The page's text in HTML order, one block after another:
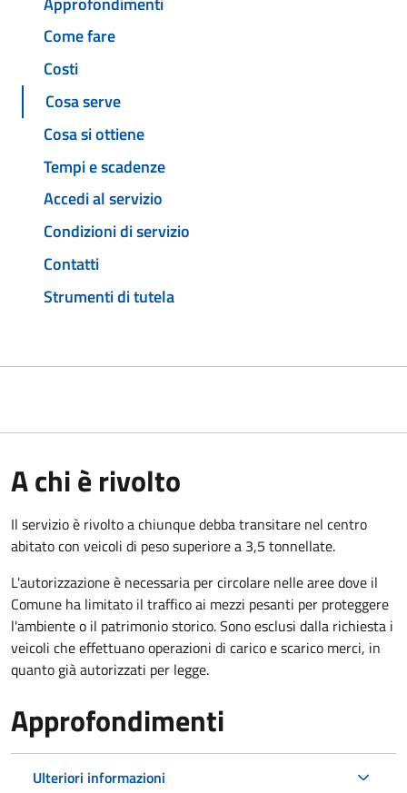
Come fare
Costi
Cosa serve
Cosa si ottiene
Tempi e scadenze
Accedi al servizio
Condizioni di servizio
Contatti
Strumenti di tutela
A chi è rivolto
Il servizio è rivolto a chiunque debba transitare nel centro
abitato con veicoli di peso superiore a 3,5 tonnellate.
L'autorizzazione è necessaria per circolare nelle aree dove il
Comune ha limitato il traffico ai mezzi pesanti per proteggere
l'ambiente o il patrimonio storico. Sono esclusi dalla richiesta i
veicoli che effettuano operazioni di carico e scarico merci, in
quanto già autorizzati per legge.
Approfondimenti
Ulteriori informazioni